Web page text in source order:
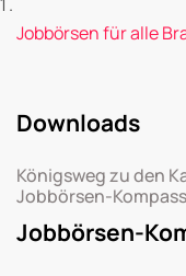
Jobbörsen für alle
Downloads
Königsweg zu den
Jobbörsen-
Jobbörsen-